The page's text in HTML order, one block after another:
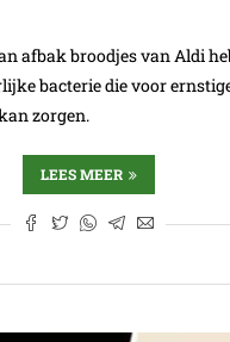
afbak broodjes van Aldi
bacterie die voor
zorgen.
LEES MEER